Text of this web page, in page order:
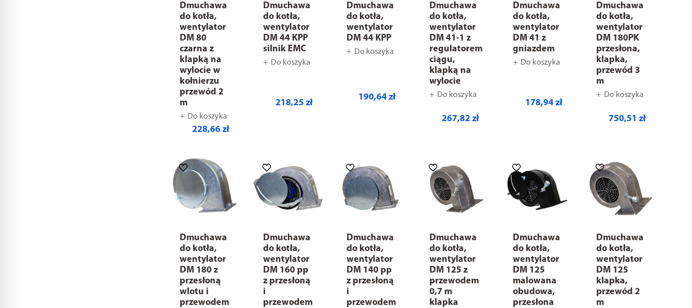
Dmuchawa
do kotła,
wentylator
DM 80
czarna z
klapką na
wylocie w
kołnierzu
przewód 2
m
Do koszyka
228,66 zł
Dmuchawa
do kotła,
wentylator
DM 44 KPP
silnik EMC
Do koszyka
218,25 zł
Dmuchawa
do kotła,
wentylator
DM 44 KPP
Do koszyka
190,64 zł
Dmuchawa
do kotła,
wentylator
DM 41-1 z
regulatorem
ciągu,
klapką na
wylocie
Do koszyka
267,82 zł
Dmuchawa
do kotła,
wentylator
DM 41 z
gniazdem
Do koszyka
178,94 zł
Dmuchawa
do kotła,
wentylator
DM 180PK
przesłona,
klapka,
przewód 3
m
Do koszyka
750,51 zł
Dmuchawa
do kotła,
wentylator
DM 180 z
przesłoną
wlotu i
przewodem
Dmuchawa
do kotła,
wentylator
DM 160 pp
z przesłoną
i
przewodem
Dmuchawa
do kotła,
wentylator
DM 140 pp
z przesłoną
i
przewodem
Dmuchawa
do kotła,
wentylator
DM 125 z
przewodem
0,7 m
klapka
Dmuchawa
do kotła,
wentylator
DM 125
malowana
obudowa,
przesłona
Dmuchawa
do kotła,
wentylator
DM 125
klapka,
przewód 2
m